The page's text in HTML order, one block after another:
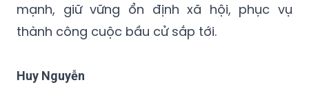
mạnh, giữ vững ổn định xã hội, phục vụ
thành công cuộc bầu cử sắp tới.
Huy Nguyễn